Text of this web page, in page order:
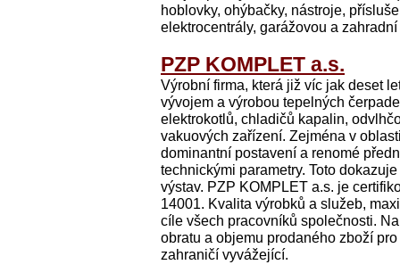
hoblovky, ohýbačky, nástroje,
elektrocentrály, garážovou a
PZP KOMPLET a.s.
Výrobní firma, která již víc jak deset
vývojem a výrobou tepelných
elektrokotlů, chladičů kapalin,
vakuových zařízení. Zejména v
dominantní postavení a renomé
technickými parametry. Toto
výstav. PZP KOMPLET a.s. je
14001. Kvalita výrobků a služeb,
cíle všech pracovníků společnosti.
obratu a objemu prodaného zboží
zahraničí vyvážející.